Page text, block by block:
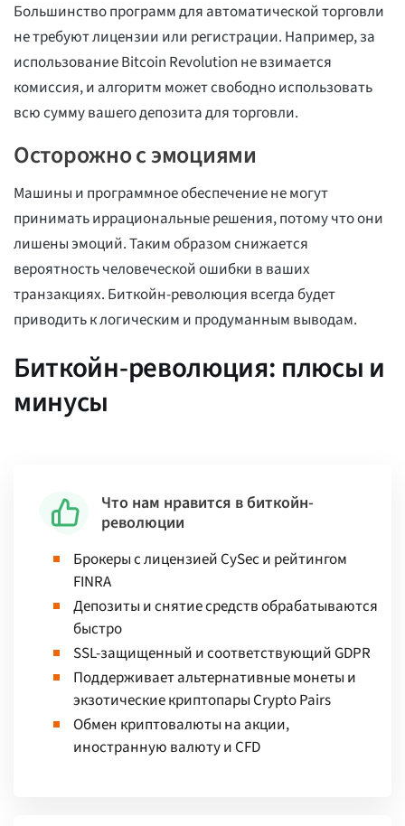
Большинство программ для автоматической торговли
не требуют лицензии или регистрации. Например, за
использование Bitcoin Revolution не взимается
комиссия, и алгоритм может свободно использовать
всю сумму вашего депозита для торговли.
Осторожно с эмоциями
Машины и программное обеспечение не могут
принимать иррациональные решения, потому что они
лишены эмоций. Таким образом снижается
вероятность человеческой ошибки в ваших
транзакциях. Биткойн-революция всегда будет
приводить к логическим и продуманным выводам.
Биткойн-революция: плюсы и
минусы
Что нам нравится в биткойн-
революции
Брокеры с лицензией CySec и рейтингом
FINRA
Депозиты и снятие средств обрабатываются
быстро
SSL-защищенный и соответствующий GDPR
Поддерживает альтернативные монеты и
экзотические криптопары Crypto Pairs
Обмен криптовалюты на акции,
иностранную валюту и CFD